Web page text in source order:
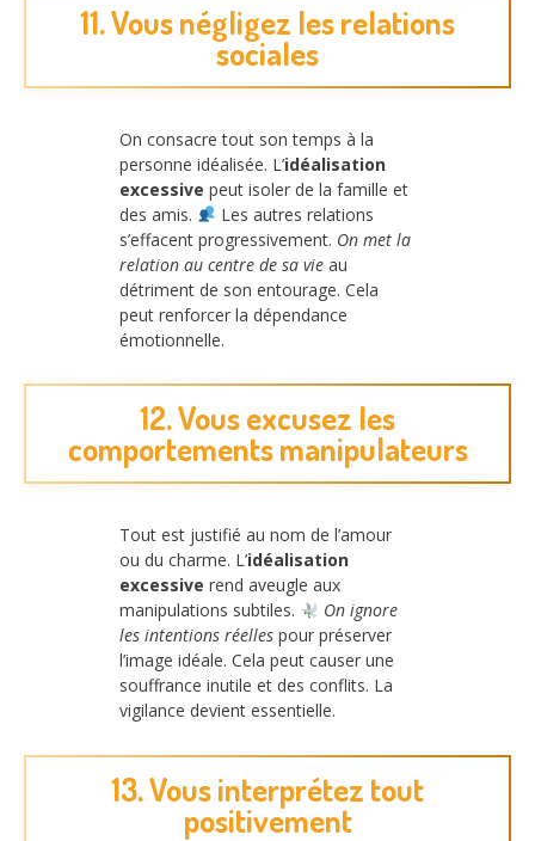
11. Vous négligez les relations
sociales
On consacre tout son temps à la
personne idéalisée. L’idéalisation
excessive peut isoler de la famille et
des amis.
Les autres relations
s’effacent progressivement. On met la
relation au centre de sa vie au
détriment de son entourage. Cela
peut renforcer la dépendance
émotionnelle.
12. Vous excusez les
comportements manipulateurs
Tout est justifié au nom de l’amour
ou du charme. L’idéalisation
excessive rend aveugle aux
manipulations subtiles.
On ignore
les intentions réelles pour préserver
l’image idéale. Cela peut causer une
souffrance inutile et des conflits. La
vigilance devient essentielle.
13. Vous interprétez tout
positivement